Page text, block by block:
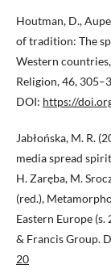
Houtman, D.,
of tradition: The
Western
Religion, 46,
DOI: https://
Jabłońska, M. R.
media spread
H. Zaręba, M.
(red.),
Eastern Europe
& Francis Group.
20